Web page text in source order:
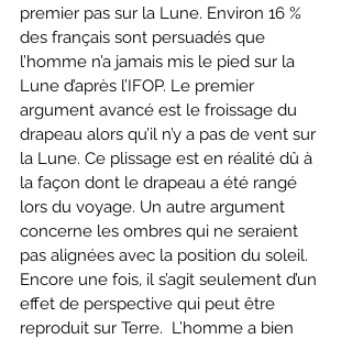
premier pas sur la Lune. Environ 16 %
des français sont persuadés que
l’homme n’a jamais mis le pied sur la
Lune d’après l’IFOP. Le premier
argument avancé est le froissage du
drapeau alors qu’il n’y a pas de vent sur
la Lune. Ce plissage est en réalité dû à
la façon dont le drapeau a été rangé
lors du voyage. Un autre argument
concerne les ombres qui ne seraient
pas alignées avec la position du soleil.
Encore une fois, il s’agit seulement d’un
effet de perspective qui peut être
reproduit sur Terre.  L’homme a bien